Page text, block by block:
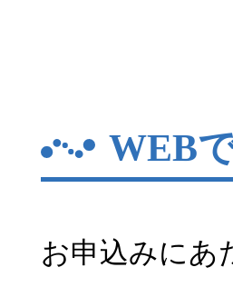
WEB
お申込みにあ